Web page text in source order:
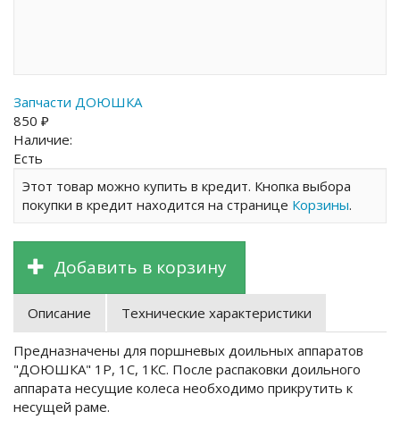
Запчасти ДОЮШКА
850 ₽
Наличие:
Есть
Этот товар можно купить в кредит. Кнопка выбора
покупки в кредит находится на странице Корзины.
Добавить в корзину
Описание Технические характеристики
Предназначены для поршневых доильных аппаратов
"ДОЮШКА" 1Р, 1С, 1КС. После распаковки доильного
аппарата несущие колеса необходимо прикрутить к
несущей раме.